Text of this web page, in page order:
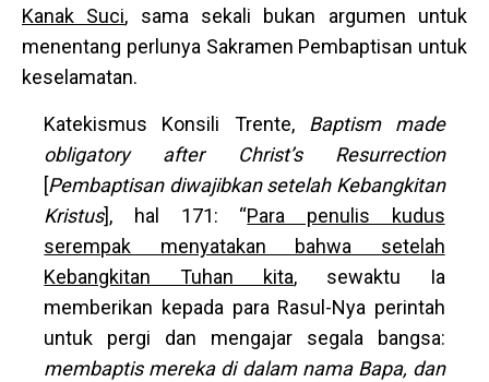
Kanak Suci, sama sekali bukan argumen untuk
menentang perlunya Sakramen Pembaptisan untuk
keselamatan.
Katekismus Konsili Trente, Baptism made
obligatory after Christ’s Resurrection
[Pembaptisan diwajibkan setelah Kebangkitan
Kristus], hal 171: “Para penulis kudus
serempak menyatakan bahwa setelah
Kebangkitan Tuhan kita, sewaktu Ia
memberikan kepada para Rasul-Nya perintah
untuk pergi dan mengajar segala bangsa:
membaptis mereka di dalam nama Bapa, dan